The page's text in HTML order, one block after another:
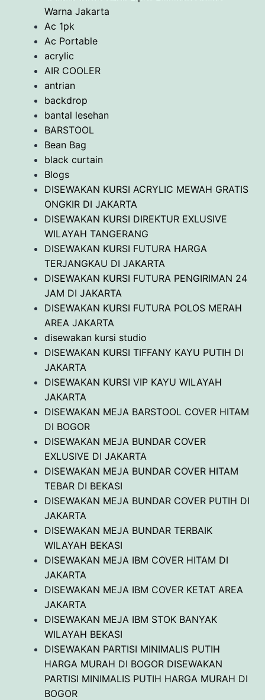
Warna Jakarta
Ac 1pk
Ac Portable
acrylic
AIR COOLER
antrian
backdrop
bantal lesehan
BARSTOOL
Bean Bag
black curtain
Blogs
DISEWAKAN KURSI ACRYLIC MEWAH GRATIS
ONGKIR DI JAKARTA
DISEWAKAN KURSI DIREKTUR EXLUSIVE
WILAYAH TANGERANG
DISEWAKAN KURSI FUTURA HARGA
TERJANGKAU DI JAKARTA
DISEWAKAN KURSI FUTURA PENGIRIMAN 24
JAM DI JAKARTA
DISEWAKAN KURSI FUTURA POLOS MERAH
AREA JAKARTA
disewakan kursi studio
DISEWAKAN KURSI TIFFANY KAYU PUTIH DI
JAKARTA
DISEWAKAN KURSI VIP KAYU WILAYAH
JAKARTA
DISEWAKAN MEJA BARSTOOL COVER HITAM
DI BOGOR
DISEWAKAN MEJA BUNDAR COVER
EXLUSIVE DI JAKARTA
DISEWAKAN MEJA BUNDAR COVER HITAM
TEBAR DI BEKASI
DISEWAKAN MEJA BUNDAR COVER PUTIH DI
JAKARTA
DISEWAKAN MEJA BUNDAR TERBAIK
WILAYAH BEKASI
DISEWAKAN MEJA IBM COVER HITAM DI
JAKARTA
DISEWAKAN MEJA IBM COVER KETAT AREA
JAKARTA
DISEWAKAN MEJA IBM STOK BANYAK
WILAYAH BEKASI
DISEWAKAN PARTISI MINIMALIS PUTIH
HARGA MURAH DI BOGOR DISEWAKAN
PARTISI MINIMALIS PUTIH HARGA MURAH DI
BOGOR